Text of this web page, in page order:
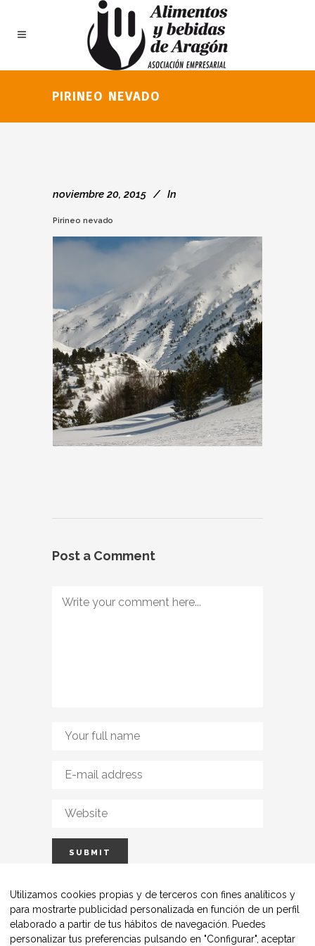
PIRINEO NEVADO
noviembre 20, 2015 In
Pirineo nevado
Post a Comment
Utilizamos cookies propias y de terceros con fines analíticos y
para mostrarte publicidad personalizada en función de un perfil
elaborado a partir de tus hábitos de navegación. Puedes
personalizar tus preferencias pulsando en "Configurar", aceptar